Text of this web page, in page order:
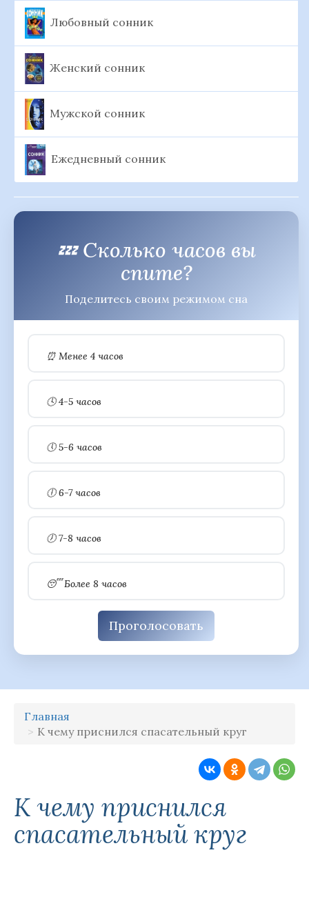
Любовный сонник
Женский сонник
Мужской сонник
Ежедневный сонник
💤 Сколько часов вы
спите?
Поделитесь своим режимом сна
⏰ Менее 4 часов
🕓 4-5 часов
🕔 5-6 часов
🕕 6-7 часов
🕖 7-8 часов
😴 Более 8 часов
Проголосовать
Главная
К чему приснился спасательный круг
К чему приснился
спасательный круг